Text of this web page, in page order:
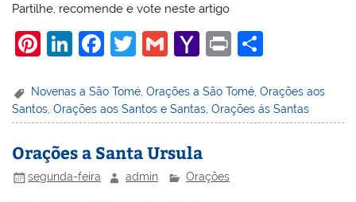
Partilhe, recomende e vote neste artigo
Pi
er
e
st
Li
k
e
dI
n
F
c
e
b
o
T
itt
er
G
ai
l
Y
h
o
o
M
Pr
t
ar
e
Novenas a São Tomé ,Orações a São Tomé ,Orações aos
Santos ,Orações aos Santos e Santas ,Orações ás Santas
Orações a Santa Ursula
segunda-feira admin Orações